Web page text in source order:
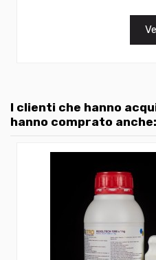
I clienti che hanno
hanno comprato anche: